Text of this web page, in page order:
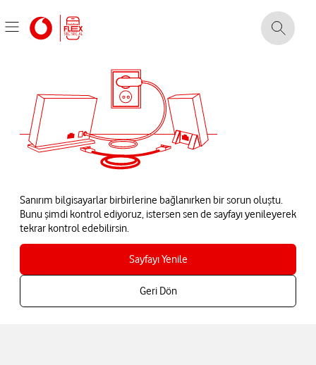
Sanırım bilgisayarlar birbirlerine bağlanırken bir sorun oluştu.
Bunu şimdi kontrol ediyoruz, istersen sen de sayfayı yenileyerek
tekrar kontrol edebilirsin.
Sayfayı Yenile
Geri Dön